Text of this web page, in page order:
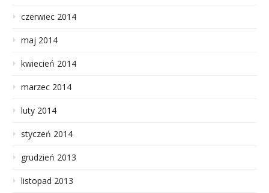
czerwiec 2014
maj 2014
kwiecień 2014
marzec 2014
luty 2014
styczeń 2014
grudzień 2013
listopad 2013